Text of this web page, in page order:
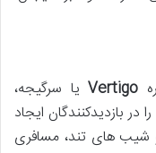
Vertigoیا سرگیجه،
بازدیدکنندگان ایجاد
شیب های تند، مسافری